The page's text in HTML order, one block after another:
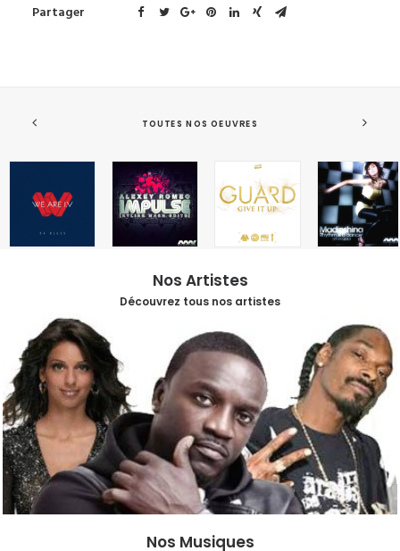
Partager
TOUTES NOS OEUVRES
Nos Artistes
Découvrez tous nos artistes
Nos Musiques